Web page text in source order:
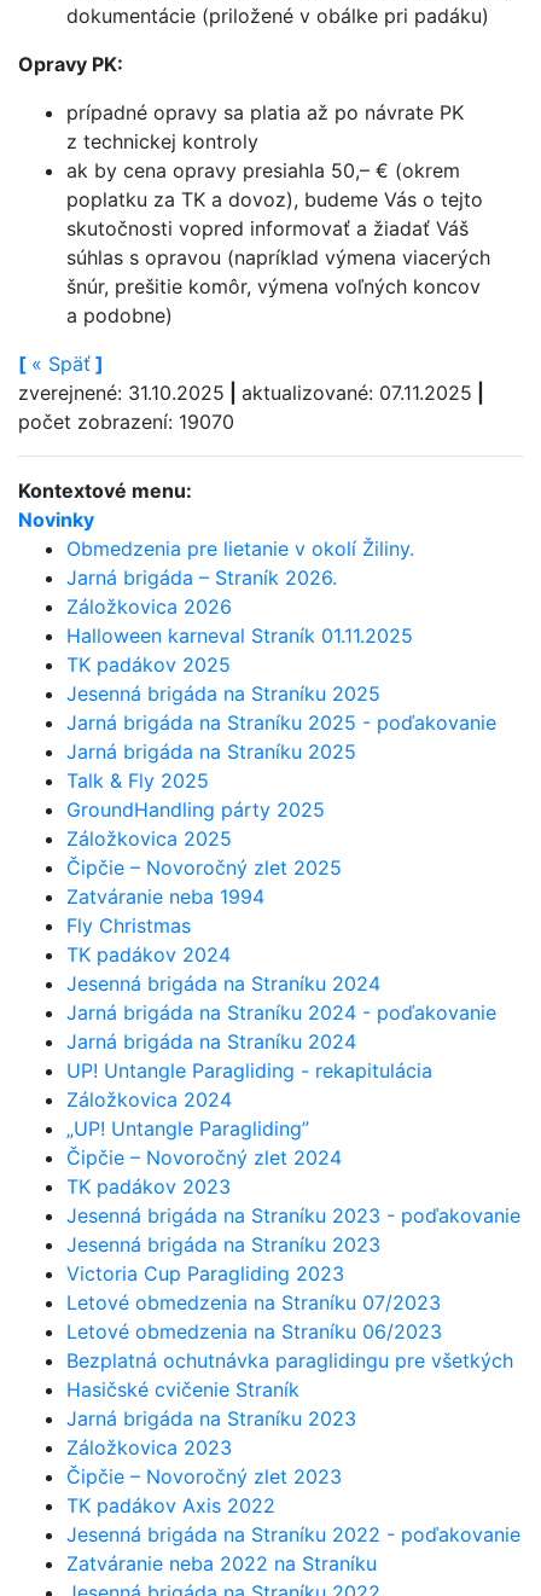
dokumentácie (priložené v obálke pri padáku)
Opravy PK:
prípadné opravy sa platia až po návrate PK
z technickej kontroly
ak by cena opravy presiahla 50,– € (okrem
poplatku za TK a dovoz), budeme Vás o tejto
skutočnosti vopred informovať a žiadať Váš
súhlas s opravou (napríklad výmena viacerých
šnúr, prešitie komôr, výmena voľných koncov
a podobne)
[ « Späť ]
zverejnené: 31.10.2025
aktualizované: 07.11.2025
počet zobrazení: 19070
Kontextové menu:
Novinky
Obmedzenia pre lietanie v okolí Žiliny.
Jarná brigáda – Straník 2026.
Záložkovica 2026
Halloween karneval Straník 01.11.2025
TK padákov 2025
Jesenná brigáda na Straníku 2025
Jarná brigáda na Straníku 2025 - poďakovanie
Jarná brigáda na Straníku 2025
Talk & Fly 2025
GroundHandling párty 2025
Záložkovica 2025
Čipčie – Novoročný zlet 2025
Zatváranie neba 1994
Fly Christmas
TK padákov 2024
Jesenná brigáda na Straníku 2024
Jarná brigáda na Straníku 2024 - poďakovanie
Jarná brigáda na Straníku 2024
UP! Untangle Paragliding - rekapitulácia
Záložkovica 2024
„UP! Untangle Paragliding”
Čipčie – Novoročný zlet 2024
TK padákov 2023
Jesenná brigáda na Straníku 2023 - poďakovanie
Jesenná brigáda na Straníku 2023
Victoria Cup Paragliding 2023
Letové obmedzenia na Straníku 07/2023
Letové obmedzenia na Straníku 06/2023
Bezplatná ochutnávka paraglidingu pre všetkých
Hasičské cvičenie Straník
Jarná brigáda na Straníku 2023
Záložkovica 2023
Čipčie – Novoročný zlet 2023
TK padákov Axis 2022
Jesenná brigáda na Straníku 2022 - poďakovanie
Zatváranie neba 2022 na Straníku